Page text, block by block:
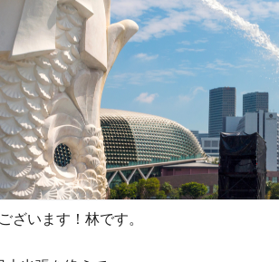
ざいます！林です。